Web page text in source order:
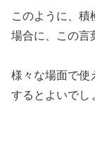
このように、積
場合に、この言
様々な場面で使
するとよいでし